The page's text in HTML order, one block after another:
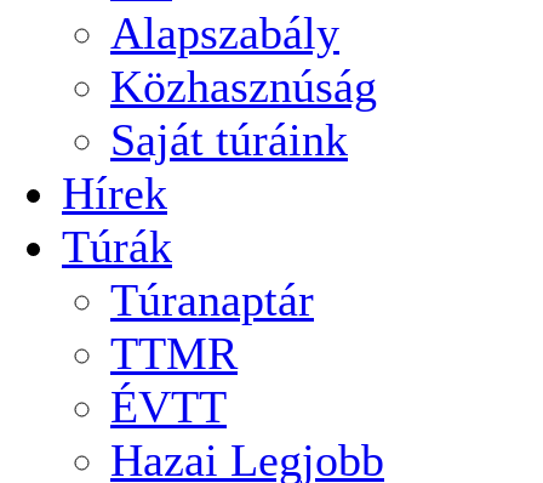
Alapszabály
Közhasznúság
Saját túráink
Hírek
Túrák
Túranaptár
TTMR
ÉVTT
Hazai Legjobb